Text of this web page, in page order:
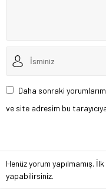
Daha sonraki
ve site adresim bu
Henüz yorum yapılmamış.
yapabilirsiniz.